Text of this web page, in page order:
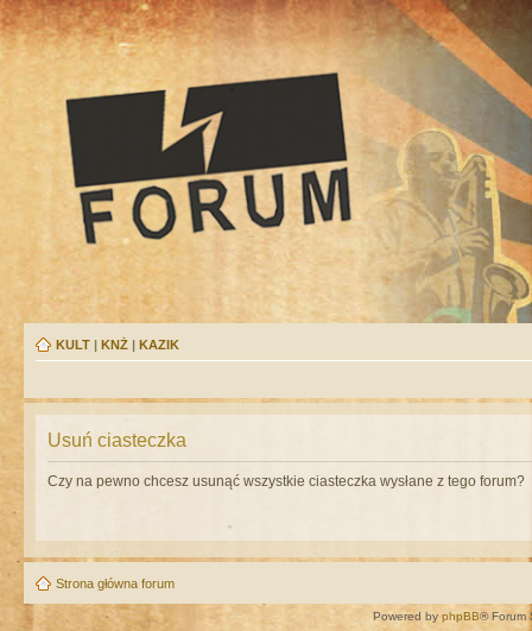
KULT | KNŻ | KAZIK
Usuń ciasteczka
Czy na pewno chcesz usunąć wszystkie ciasteczka wysłane z tego forum?
Strona główna forum
Powered by phpBB® Forum